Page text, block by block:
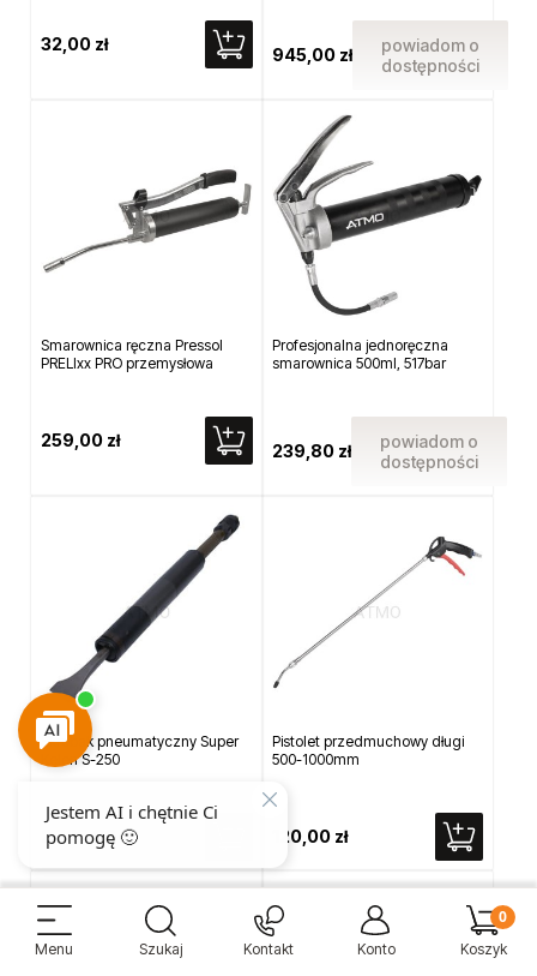
32,00 zł
945,00 zł
powiadom o
dostępności
Smarownica ręczna Pressol
PRELIxx PRO przemysłowa
259,00 zł
Profesjonalna jednoręczna
smarownica 500ml, 517bar
239,80 zł
powiadom o
dostępności
Skrobak pneumatyczny Super
Kelen S-250
2 725,00 zł
Pistolet przedmuchowy długi
500-1000mm
120,00 zł